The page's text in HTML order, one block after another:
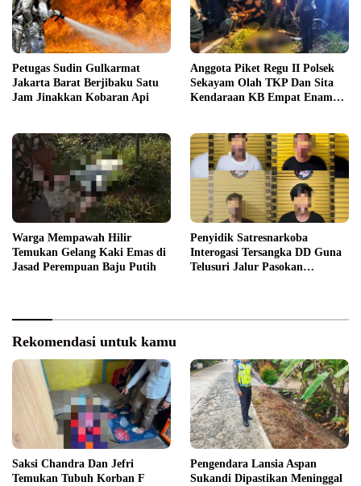
Petugas Sudin Gulkarmat
Jakarta Barat Berjibaku Satu
Jam Jinakkan Kobaran Api
Anggota Piket Regu II Polsek
Sekayam Olah TKP Dan Sita
Kendaraan KB Empat Enam
Warga Mempawah Hilir
Temukan Gelang Kaki Emas di
Jasad Perempuan Baju Putih
Penyidik Satresnarkoba
Interogasi Tersangka DD Guna
Telusuri Jalur Pasokan
Rekomendasi untuk kamu
Saksi Chandra Dan Jefri
Temukan Tubuh Korban F
Pengendara Lansia Aspan
Sukandi Dipastikan Meninggal